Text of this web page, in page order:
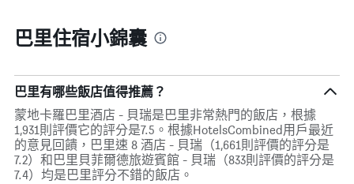
巴里住宿小錦囊
巴里有哪些飯店值得推薦？
蒙地卡羅巴里酒店 - 貝瑞是巴里非常熱門的飯店，根據
1,931則評價它的評分是7.5。根據HotelsCombined用戶最近
的意見回饋，巴里速 8 酒店 - 貝瑞（1,661則評價的評分是
7.2）和巴里貝菲爾德旅遊賓館 - 貝瑞（833則評價的評分是
7.4）均是巴里評分不錯的飯店。